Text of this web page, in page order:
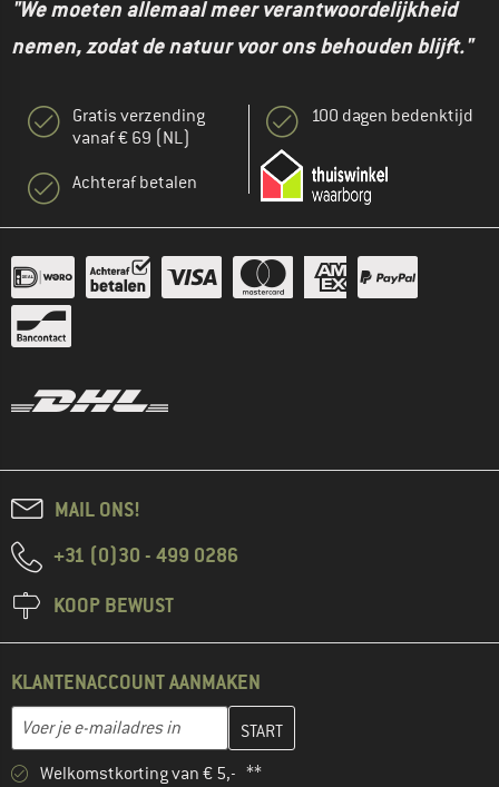
"We moeten allemaal meer verantwoordelijkheid
nemen, zodat de natuur voor ons behouden blijft."
Gratis verzending
vanaf € 69 (NL)
Achteraf betalen
100 dagen bedenktijd
MAIL ONS!
+31 (0)30 - 499 0286
KOOP BEWUST
KLANTENACCOUNT AANMAKEN
E-mailadres
Vul je e-mailadres hier in en maak in de volgende stap je
Welkomstkorting van € 5,- **